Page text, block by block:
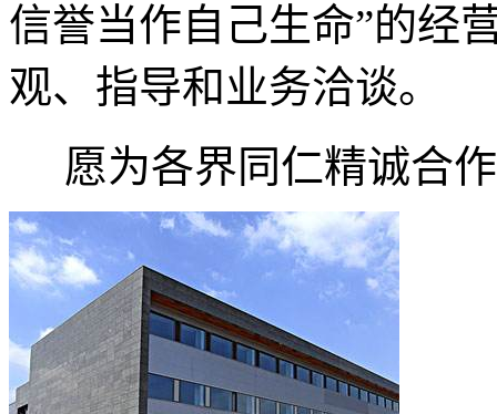
信誉当作自己生命”的经
观、指导和业务洽谈。
愿为各界同仁精诚合